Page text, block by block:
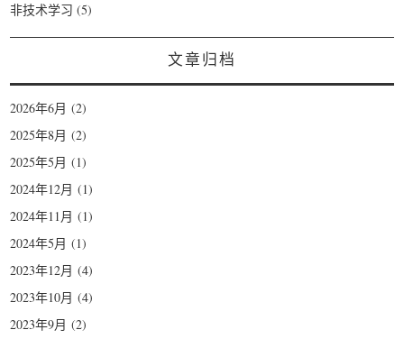
非技术学习 (5)
文章归档
2026年6月 (2)
2025年8月 (2)
2025年5月 (1)
2024年12月 (1)
2024年11月 (1)
2024年5月 (1)
2023年12月 (4)
2023年10月 (4)
2023年9月 (2)